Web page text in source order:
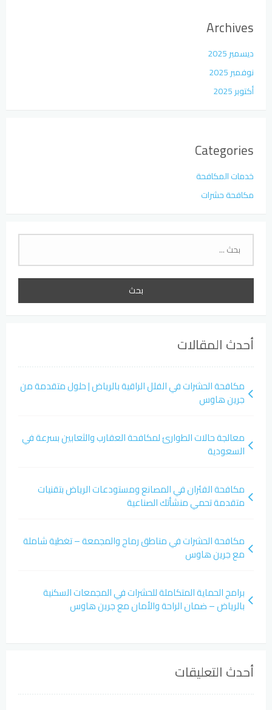
Archives
ديسمبر 2025
نوفمبر 2025
أكتوبر 2025
Categories
خدمات المكافحة
مكافحة حشرات
البحث
أحدث المقالات
مكافحة الحشرات في الفلل الراقية بالرياض | حلول متقدمة من
جرين هاوس
معالجة حالات الطوارئ لمكافحة العقارب والثعابين بسرعة في
السعودية
مكافحة الفئران في المصانع ومستودعات الرياض بتقنيات
متقدمة تحمي منشأتك الصناعية
مكافحة الحشرات في مناطق رماح والمجمعة – تغطية شاملة
مع جرين هاوس
برامج الحماية المتكاملة للحشرات في المجمعات السكنية
بالرياض – ضمان الراحة والأمان مع جرين هاوس
أحدث التعليقات